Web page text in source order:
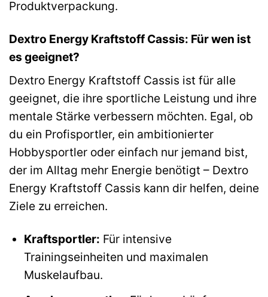
Produktverpackung.
Dextro Energy Kraftstoff Cassis: Für wen ist
es geeignet?
Dextro Energy Kraftstoff Cassis ist für alle
geeignet, die ihre sportliche Leistung und ihre
mentale Stärke verbessern möchten. Egal, ob
du ein Profisportler, ein ambitionierter
Hobbysportler oder einfach nur jemand bist,
der im Alltag mehr Energie benötigt – Dextro
Energy Kraftstoff Cassis kann dir helfen, deine
Ziele zu erreichen.
Kraftsportler: Für intensive
Trainingseinheiten und maximalen
Muskelaufbau.